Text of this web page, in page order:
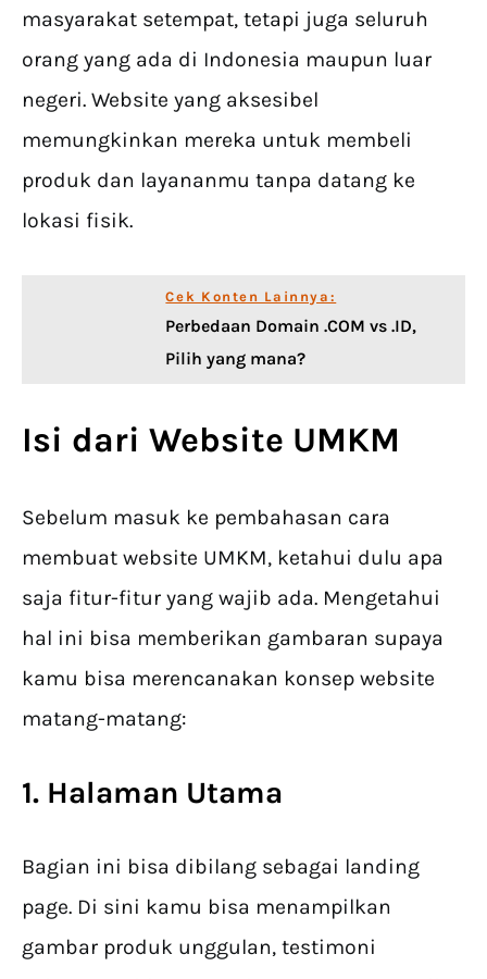
masyarakat setempat, tetapi juga seluruh
orang yang ada di Indonesia maupun luar
negeri. Website yang aksesibel
memungkinkan mereka untuk membeli
produk dan layananmu tanpa datang ke
lokasi fisik.
Cek Konten Lainnya:
Perbedaan Domain .COM vs .ID,
Pilih yang mana?
Isi dari Website UMKM
Sebelum masuk ke pembahasan cara
membuat website UMKM, ketahui dulu apa
saja fitur-fitur yang wajib ada. Mengetahui
hal ini bisa memberikan gambaran supaya
kamu bisa merencanakan konsep website
matang-matang:
1. Halaman Utama
Bagian ini bisa dibilang sebagai landing
page. Di sini kamu bisa menampilkan
gambar produk unggulan, testimoni